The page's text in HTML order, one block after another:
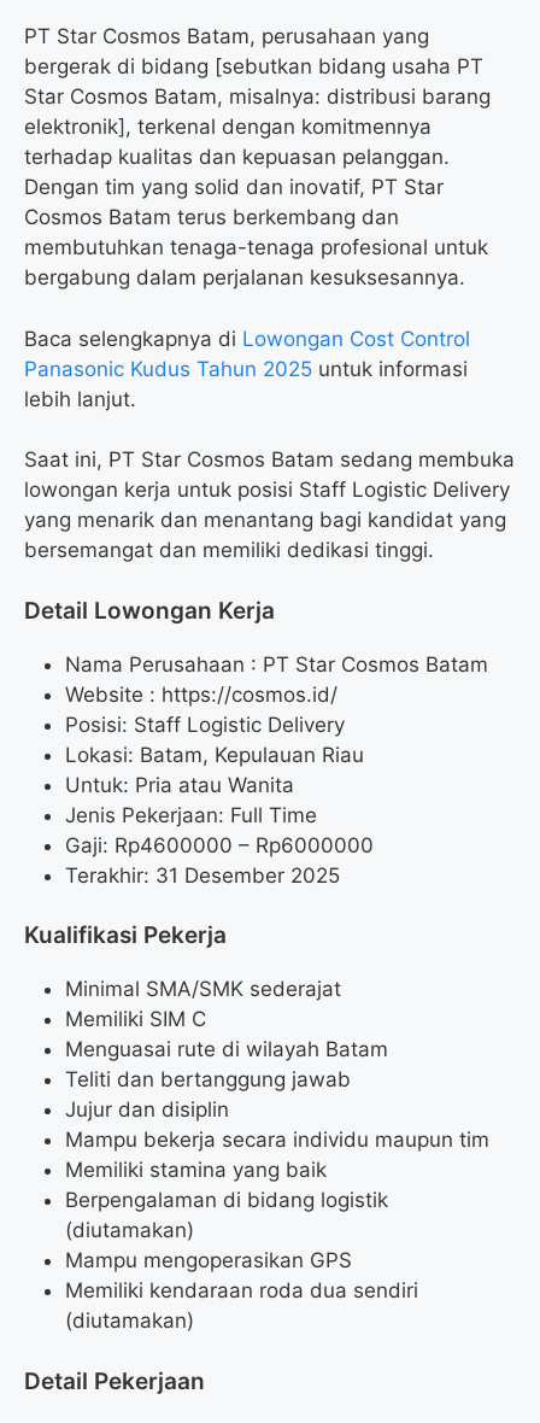
PT Star Cosmos Batam, perusahaan yang
bergerak di bidang [sebutkan bidang usaha PT
Star Cosmos Batam, misalnya: distribusi barang
elektronik], terkenal dengan komitmennya
terhadap kualitas dan kepuasan pelanggan.
Dengan tim yang solid dan inovatif, PT Star
Cosmos Batam terus berkembang dan
membutuhkan tenaga-tenaga profesional untuk
bergabung dalam perjalanan kesuksesannya.
Baca selengkapnya di Lowongan Cost Control
Panasonic Kudus Tahun 2025 untuk informasi
lebih lanjut.
Saat ini, PT Star Cosmos Batam sedang membuka
lowongan kerja untuk posisi Staff Logistic Delivery
yang menarik dan menantang bagi kandidat yang
bersemangat dan memiliki dedikasi tinggi.
Detail Lowongan Kerja
Nama Perusahaan : PT Star Cosmos Batam
Website : https://cosmos.id/
Posisi: Staff Logistic Delivery
Lokasi: Batam, Kepulauan Riau
Untuk: Pria atau Wanita
Jenis Pekerjaan: Full Time
Gaji: Rp4600000 – Rp6000000
Terakhir: 31 Desember 2025
Kualifikasi Pekerja
Minimal SMA/SMK sederajat
Memiliki SIM C
Menguasai rute di wilayah Batam
Teliti dan bertanggung jawab
Jujur dan disiplin
Mampu bekerja secara individu maupun tim
Memiliki stamina yang baik
Berpengalaman di bidang logistik
(diutamakan)
Mampu mengoperasikan GPS
Memiliki kendaraan roda dua sendiri
(diutamakan)
Detail Pekerjaan